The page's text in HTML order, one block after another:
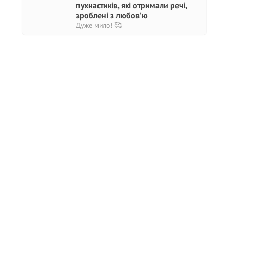
пухнастиків, які отримали речі,
зроблені з любов’ю
Дуже мило! 🥰